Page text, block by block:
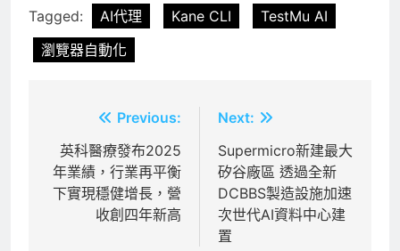
Tagged: AI代理 Kane CLI
TestMu AI
瀏覽器自動化
章
導
Previous:
英科醫療發布2025
年業績，行業再平衡
下實現穩健增長，營
收創四年新高
Next:
Supermicro新建最大
矽谷廠區 透過全新
DCBBS製造設施加速
次世代AI資料中心建
置